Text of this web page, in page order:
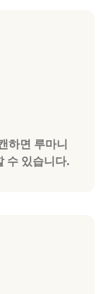
하면 루마니
수 있습니다.